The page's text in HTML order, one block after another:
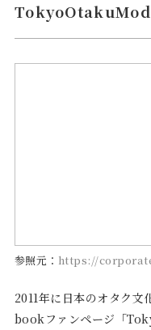
参照元： https://
2011年に日本のオタク
bookファンページ「